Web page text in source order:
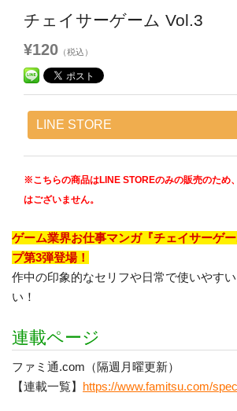
チェイサーゲーム Vol.3
¥120 （税込）
LINE STORE
※こちらの商品はLINE STOREのみの販売のため
はございません。
ゲーム業界お仕事マンガ『チェイサーゲ
プ第3弾登場！
作中の印象的なセリフや日常で使いやす
い！
連載ページ
ファミ通.com（隔週月曜更新）
【連載一覧】 https://www.famitsu.com/